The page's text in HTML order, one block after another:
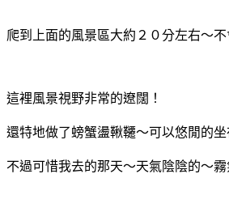
爬到上面的風景區大約２０分左右～不
這裡風景視野非常的遼闊！
還特地做了螃蟹盪鞦韆～可以悠閒的
不過可惜我去的那天～天氣陰陰的～